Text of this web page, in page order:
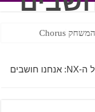
Nintendo על ה-NX: אנחנו חושבים